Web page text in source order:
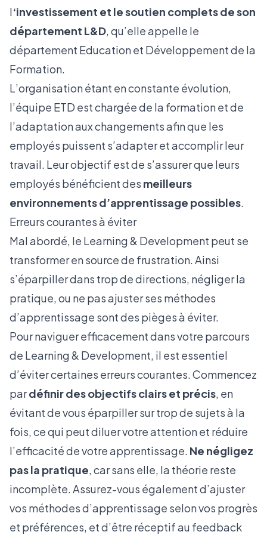
l‘investissement et le soutien complets de son
département L&D, qu’elle appelle le
département Education et Développement de la
Formation.
L’organisation étant en constante évolution,
l’équipe ETD est chargée de la formation et de
l’adaptation aux changements afin que les
employés puissent s’adapter et accomplir leur
travail. Leur objectif est de s’assurer que leurs
employés bénéficient des meilleurs
environnements d’apprentissage possibles.
Erreurs courantes à éviter
Mal abordé, le Learning & Development peut se
transformer en source de frustration. Ainsi
s’éparpiller dans trop de directions, négliger la
pratique, ou ne pas ajuster ses méthodes
d’apprentissage sont des pièges à éviter.
Pour naviguer efficacement dans votre parcours
de Learning & Development, il est essentiel
d’éviter certaines erreurs courantes. Commencez
pardéfinir des objectifs clairs et précis, en
évitant de vous éparpiller sur trop de sujets à la
fois, ce qui peut diluer votre attention et réduire
l’efficacité de votre apprentissage. Ne négligez
pas la pratique, car sans elle, la théorie reste
incomplète. Assurez-vous également d’ajuster
vos méthodes d’apprentissage selon vos progrès
et préférences, et d’être réceptif au feedback